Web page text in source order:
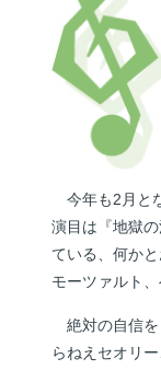
今年も2月と
演目は『地獄
ている、何か
モーツァルト
絶対の自信を
らねえセオリ